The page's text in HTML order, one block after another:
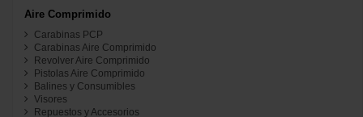
Aire Comprimido
Carabinas PCP
Carabinas Aire Comprimido
Revolver Aire Comprimido
Pistolas Aire Comprimido
Balines y Consumibles
Visores
Repuestos y Accesorios